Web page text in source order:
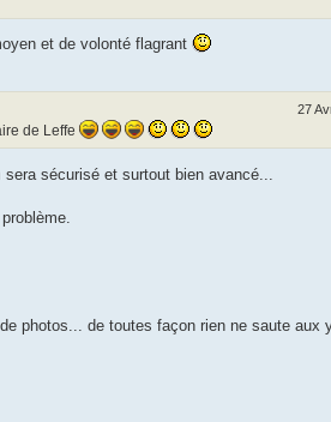
et de volonté flagrant
27
de Leffe
sécurisé et surtout bien avancé...
photos... de toutes façon rien ne saute aux